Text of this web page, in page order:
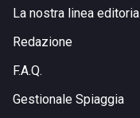
la colazione, per un
tramonto. Se invece
La nostra linea
Redazione
F.A.Q.
Gestionale Spiaggia